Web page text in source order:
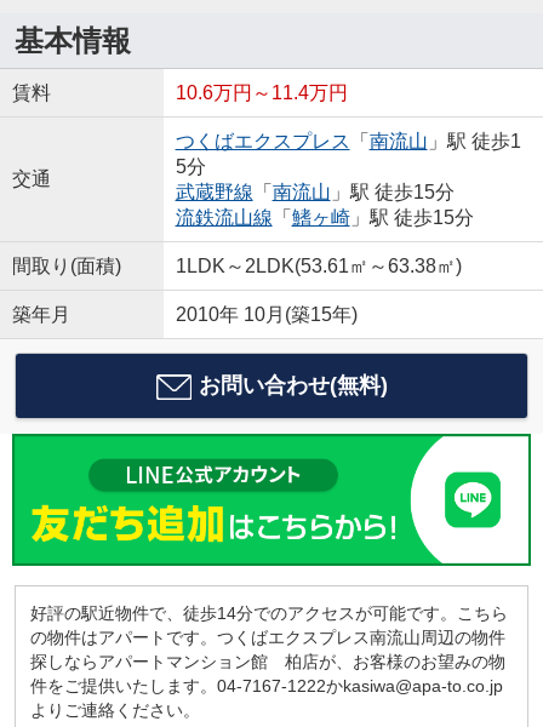
基本情報
賃料 10.6万円～11.4万円
交通
つくばエクスプレス 「 南流山 」駅 徒歩1
5分
武蔵野線 「 南流山 」駅 徒歩15分
流鉄流山線 「 鰭ヶ崎」駅 徒歩15分
間取り(面積) 1LDK～2LDK(53.61㎡～63.38㎡)
築年月 2010年 10月(築15年)
お問い合わせ(無料)
好評の駅近物件で、徒歩14分でのアクセスが可能です。こちら
の物件はアパートです。つくばエクスプレス南流山周辺の物件
探しならアパートマンション館 柏店が、お客様のお望みの物
件をご提供いたします。04-7167-1222かkasiwa@apa-to.co.jp
よりご連絡ください。